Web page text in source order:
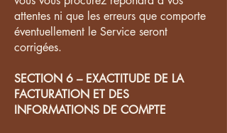
attentes ni que les erreurs que comporte
éventuellement le Service seront
corrigées.
SECTION 6 – EXACTITUDE DE LA
FACTURATION ET DES
INFORMATIONS DE COMPTE